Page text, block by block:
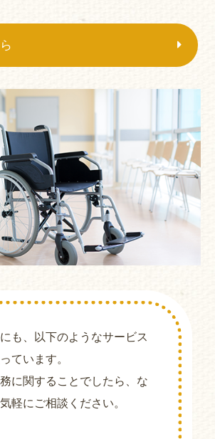
にも、以下のようなサービス
ています。
に関することでしたら、な
軽にご相談ください。